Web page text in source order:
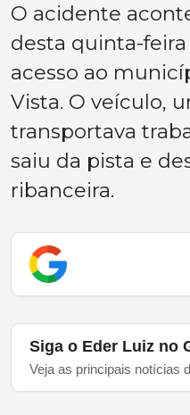
O acidente
desta quinta-feira
acesso ao
Vista. O veículo,
transportava
saiu da pista e
ribanceira.
Siga o Eder Luiz no
Veja as principais notícias